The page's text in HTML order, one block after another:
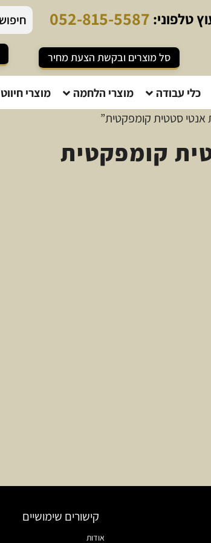
טלפוני: 052-815-5587
סל מוצרים ובקשת הצעת מחיר
כלי עבודה מוצרי הלחמה מוצרי חיווט
אנטי סטטית קומפקטית”
קומפקטית
קישורים שימושיים
אודות